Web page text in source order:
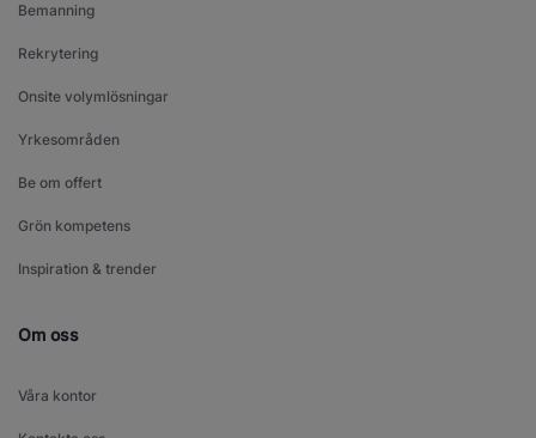
Bemanning
Rekrytering
Onsite volymlösningar
Yrkesområden
Be om offert
Grön kompetens
Inspiration & trender
Om oss
Våra kontor